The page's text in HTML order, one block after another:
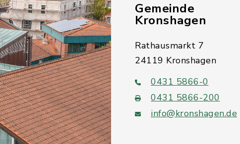
Gemeinde
Kronshagen
Rathausmarkt 7
24119 Kronshagen
0431 5866-0
0431 5866-200
info@kronshagen.de